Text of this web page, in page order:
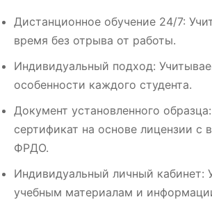
Дистанционное обучение 24/7:
время без отрыва от работы.
Индивидуальный подход:
особенности каждого студента.
Документ установленного
сертификат на основе лицензии с
ФРДО.
Индивидуальный личный кабинет:
учебным материалам и